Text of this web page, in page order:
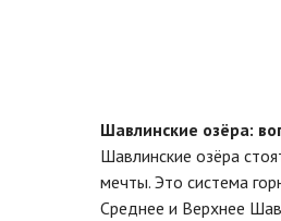
Шавлинские озёра:
Шавлинские озёра
мечты. Это система
Среднее и Верхнее